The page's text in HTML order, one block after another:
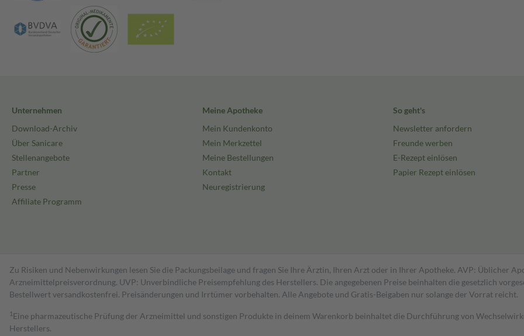
Unternehmen
Download-Archiv
Über Sanicare
Stellenangebote
Partner
Presse
Affiliate Programm
Meine Apotheke
Mein Kundenkonto
Mein Merkzettel
Meine Bestellungen
Kontakt
Neuregistrierung
So geht's
Newsletter anfordern
Freunde werben
E-Rezept einlösen
Papier Rezept einlösen
Zu Risiken und Nebenwirkungen lesen Sie die Packungsbeilage und fragen Sie Ihre Ärztin, Ihren Arzt oder in Ihrer Apotheke. AVP: Üblicher
Arzneimittelpreisverordnung. UVP: Unverbindliche Preisempfehlung des Herstellers. Die angegebenen Preise beinhalten die gesetzlich
Bestell­wert versand­kosten­frei. Preisänderungen und Irrtümer vorbehalten. Alle Angebote und Gratis-Beigaben nur solange der Vorrat reicht.
1 Eine pharmazeutische Prüfung der Arzneimittel und sonstigen Produkte in deinem Warenkorb beinhaltet die Durchführung von
Herstellers.